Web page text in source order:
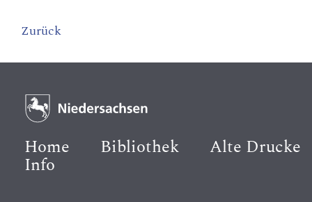
Zurück
Home Bibliothek Alte Drucke
Info